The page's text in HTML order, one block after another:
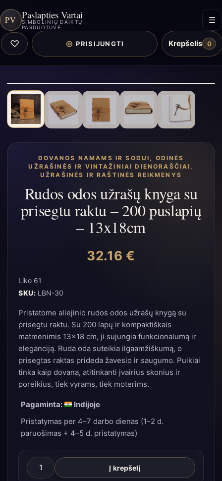
PV Paslapties Vartai
SIMBOLINIŲ DAIKTŲ
PARDUOTUVĖ
☰
♡ ◎ PRISIJUNGTI Krepšelis 0
DOVANOS NAMAMS IR SODUI , ODINĖS
UŽRAŠINĖS IR VINTAŽINIAI DIENORAŠČIAI ,
UŽRAŠINĖS IR RAŠTINĖS REIKMENYS
Rudos odos užrašų knyga su
prisegtu raktu – 200 puslapių
– 13x18cm
32.16 €
Liko 61
SKU: LBN-30
Pristatome aliejinio rudos odos užrašų knygą su
prisegtu raktu. Su 200 lapų ir kompaktiškais
matmenimis 13×18 cm, ji sujungia funkcionalumą ir
eleganciją. Ruda oda suteikia ilgaamžiškumą, o
prisegtas raktas prideda žavesio ir saugumo. Puikiai
tinka kaip dovana, atitinkanti įvairius skonius ir
poreikius, tiek vyrams, tiek moterims.
Pagaminta:
Indijoje
Pristatymas per 4–7 darbo dienas (1–2 d.
paruošimas + 4–5 d. pristatymas)
produkto
kiekis:
Į krepšelį